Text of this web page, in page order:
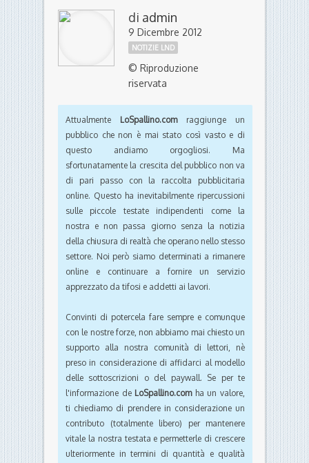
di admin
9 Dicembre 2012
NOTIZIE LND
© Riproduzione
riservata
Attualmente LoSpallino.comraggiunge un
pubblico che non è mai stato così vasto e di
questo andiamo orgogliosi. Ma
sfortunatamente la crescita del pubblico non va
di pari passo con la raccolta pubblicitaria
online. Questo ha inevitabilmente ripercussioni
sulle piccole testate indipendenti come la
nostra e non passa giorno senza la notizia
della chiusura di realtà che operano nello stesso
settore. Noi però siamo determinati a rimanere
online e continuare a fornire un servizio
apprezzato da tifosi e addetti ai lavori.
Convinti di potercela fare sempre e comunque
con le nostre forze, non abbiamo mai chiesto un
supporto alla nostra comunità di lettori, nè
preso in considerazione di affidarci al modello
delle sottoscrizioni o del paywall. Se per te
l'informazione de LoSpallino.comha un valore,
ti chiediamo di prendere in considerazione un
contributo (totalmente libero) per mantenere
vitale la nostra testata e permetterle di crescere
ulteriormente in termini di quantità e qualità